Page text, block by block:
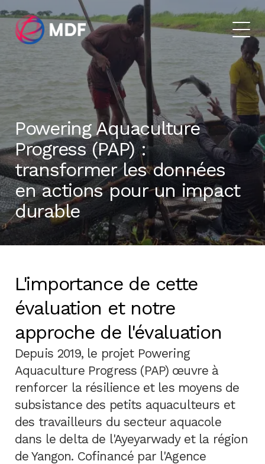
Powering Aquaculture
Progress (PAP) :
transformer les données
en actions pour un impact
durable
L'importance de cette
évaluation et notre
approche de l'évaluation
Depuis 2019, le projet Powering
Aquaculture Progress (PAP) œuvre à
renforcer la résilience et les moyens de
subsistance des petits aquaculteurs et
des travailleurs du secteur aquacole
dans le delta de l'Ayeyarwady et la région
de Yangon. Cofinancé par l'Agence